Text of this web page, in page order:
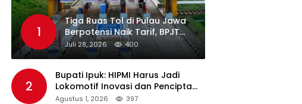
1
Tiga Ruas Tol di Pulau Jawa
Berpotensi Naik Tarif, BPJT
Tunggu Hasil Evaluasi
Standar Pelayanan
Juli 28, 2026 400
2
Bupati Ipuk: HIPMI Harus Jadi
Lokomotif Inovasi dan Pencipta
Lapangan Kerja
Agustus 1, 2026 397